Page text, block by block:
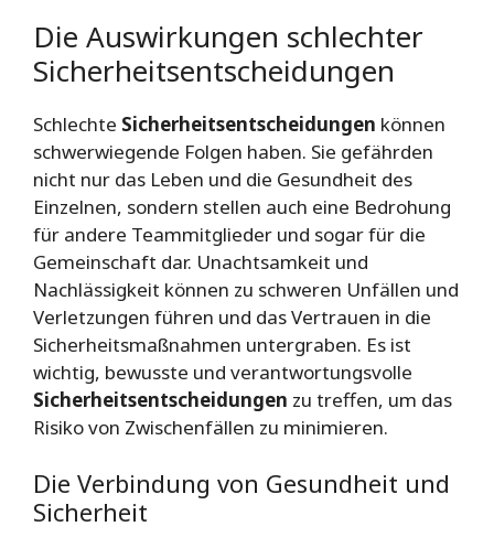
Die Auswirkungen schlechter
Sicherheitsentscheidungen
Schlechte Sicherheitsentscheidungen können
schwerwiegende Folgen haben. Sie gefährden
nicht nur das Leben und die Gesundheit des
Einzelnen, sondern stellen auch eine Bedrohung
für andere Teammitglieder und sogar für die
Gemeinschaft dar. Unachtsamkeit und
Nachlässigkeit können zu schweren Unfällen und
Verletzungen führen und das Vertrauen in die
Sicherheitsmaßnahmen untergraben. Es ist
wichtig, bewusste und verantwortungsvolle
Sicherheitsentscheidungen zu treffen, um das
Risiko von Zwischenfällen zu minimieren.
Die Verbindung von Gesundheit und
Sicherheit